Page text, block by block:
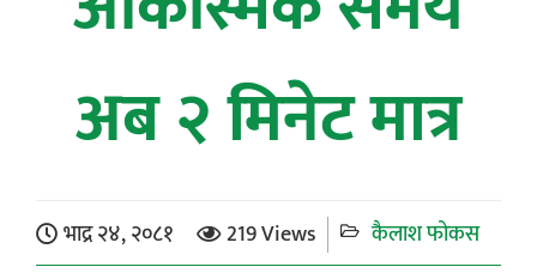
अब २ मिनेट मात्र
भाद्र २४, २०८१ 219 Views कैलाश फोकस